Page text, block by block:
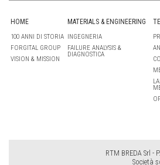
HOME
100 ANNI DI STORIA
FORGITAL GROUP
VISION & MISSION
MATERIALS & ENGINEERING
INGEGNERIA
FAILURE ANALYSIS &
DIAGNOSTICA
RTM BREDA Srl -
Società